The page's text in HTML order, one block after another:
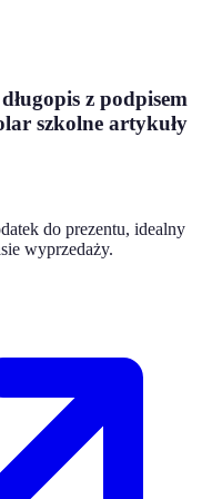
z podpisem
szkolne artykuły
do prezentu, idealny
wyprzedaży.